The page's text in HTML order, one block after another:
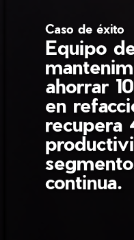
Caso de éxito
Equipo
ahorrar
en
recupera
continua.